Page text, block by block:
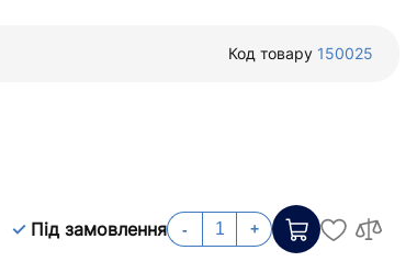
Код товару 150025
Під замовлення - +